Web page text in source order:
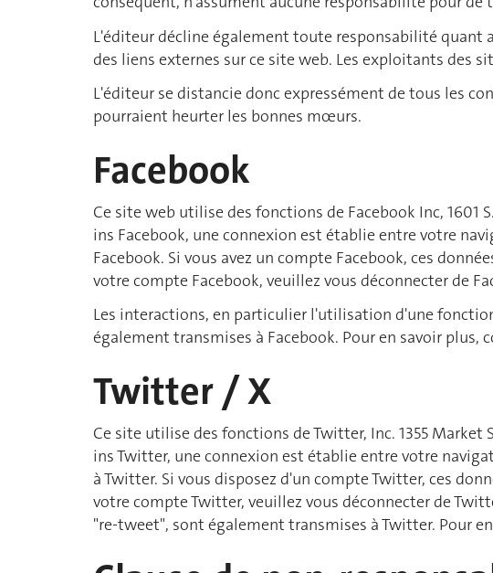
L'éditeur décline également toute responsabilité quant
des liens externes sur ce site web. Les exploitants des
L'éditeur se distancie donc expressément de tous les
pourraient heurter les bonnes mœurs.
Facebook
Ce site web utilise des fonctions de Facebook Inc, 1601
ins Facebook, une connexion est établie entre votre
Facebook. Si vous avez un compte Facebook, ces
votre compte Facebook, veuillez vous déconnecter de
Les interactions, en particulier l'utilisation d'une
également transmises à Facebook. Pour en savoir
Twitter / X
Ce site utilise des fonctions de Twitter, Inc. 1355 Market
ins Twitter, une connexion est établie entre votre
à Twitter. Si vous disposez d'un compte Twitter, ces
votre compte Twitter, veuillez vous déconnecter de
"re-tweet", sont également transmises à Twitter. Pour